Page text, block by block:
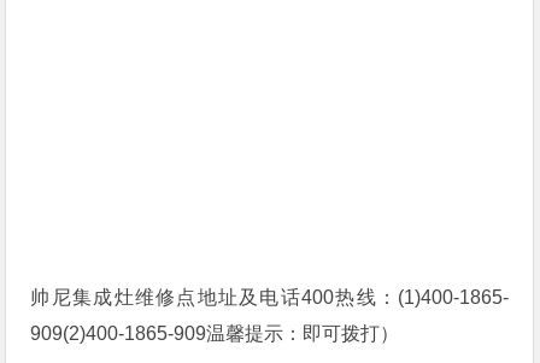
帅尼集成灶维修点地址及电话400热线：(1)400-1865-
909(2)400-1865-909温馨提示：即可拨打）